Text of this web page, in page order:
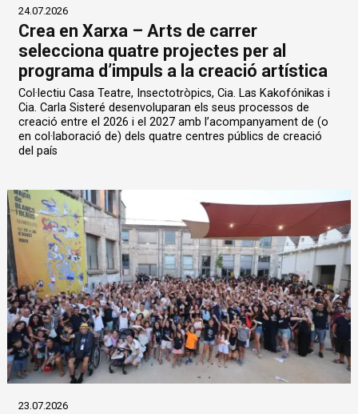
24.07.2026
Crea en Xarxa – Arts de carrer
selecciona quatre projectes per al
programa d’impuls a la creació artística
Col·lectiu Casa Teatre, Insectotròpics, Cia. Las Kakofónikas i
Cia. Carla Sisteré desenvoluparan els seus processos de
creació entre el 2026 i el 2027 amb l’acompanyament de (o
en col·laboració de) dels quatre centres públics de creació
del país
23.07.2026